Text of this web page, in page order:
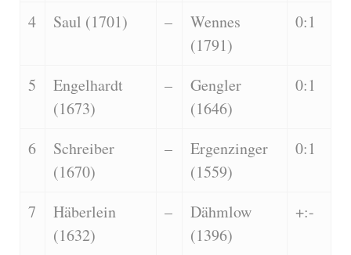
4 Saul (1701) –
Wennes
(1791)
0:1
5
Engelhardt
(1673)
–
Gengler
(1646)
0:1
6
Schreiber
(1670)
–
Ergenzinger
(1559)
0:1
7
Häberlein
(1632)
–
Dähmlow
(1396)
+:-